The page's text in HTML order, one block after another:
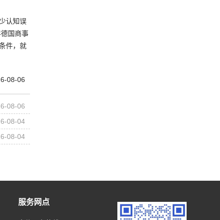
认知误
国商事
件，就
08-06
08-06
08-04
08-04
服务网点